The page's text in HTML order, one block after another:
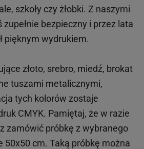
szkoły czy żłobki. Z naszymi
bezpieczny i przez lata
pięknym wydrukiem.
złoto, srebro, miedź, brokat
tuszami metalicznymi,
tych kolorów zostaje
CMYK. Pamiętaj, że w razie
zamówić próbkę z wybranego
50x50 cm. Taką próbkę można